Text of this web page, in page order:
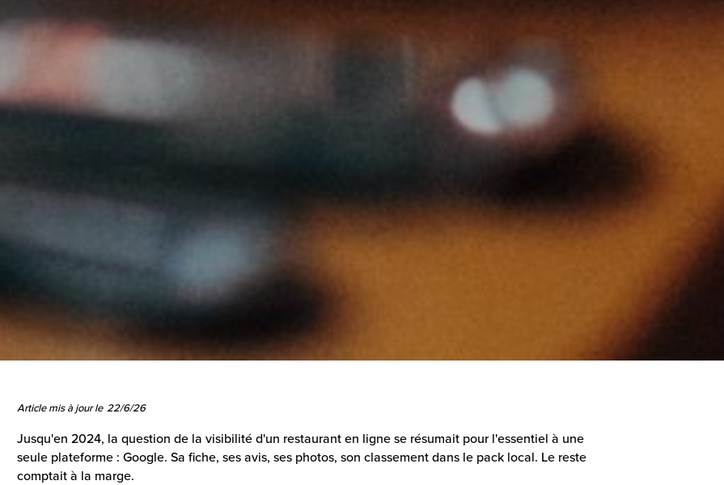
Article mis à jour le 22/6/26
Jusqu'en 2024, la question de la visibilité d'un restaurant en ligne se résumait pour l'essentiel à une
seule plateforme : Google. Sa fiche, ses avis, ses photos, son classement dans le pack local. Le reste
comptait à la marge.